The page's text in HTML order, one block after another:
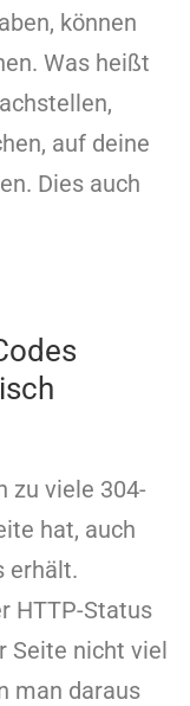
können
Was heißt
auf deine
Dies auch
zu viele 304-
hat, auch
erhält.
HTTP-Status
Seite nicht viel
man daraus